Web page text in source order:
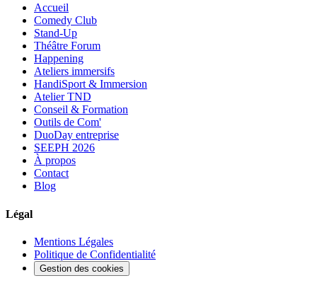
Accueil
Comedy Club
Stand-Up
Théâtre Forum
Happening
Ateliers immersifs
HandiSport & Immersion
Atelier TND
Conseil & Formation
Outils de Com'
DuoDay entreprise
SEEPH 2026
À propos
Contact
Blog
Légal
Mentions Légales
Politique de Confidentialité
Gestion des cookies